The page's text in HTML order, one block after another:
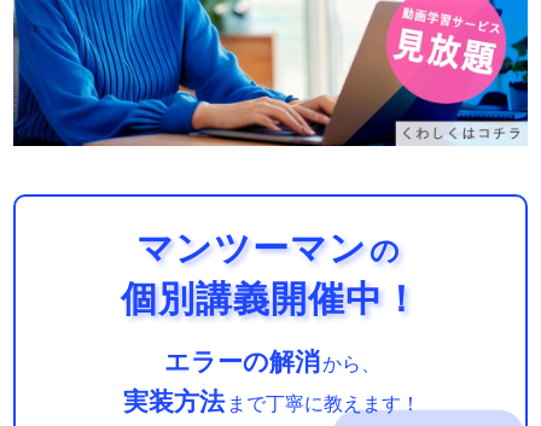
マンツーマンの
個別講義開催中！
エラーの解消から、
実装方法 まで丁寧に教えます！